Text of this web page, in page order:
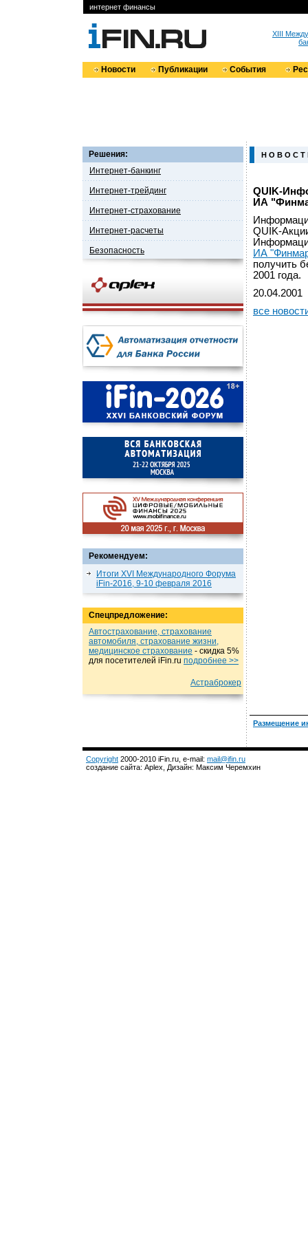
интернет финансы
XIII
Новости Публикации События
Решения:
Интернет-банкинг
Интернет-трейдинг
Интернет-страхование
Интернет-расчеты
Безопасность
Рекомендуем:
Итоги XVI Международного Форума
iFin-2016, 9-10 февраля 2016
Спецпредложение:
Автострахование, страхование
автомобиля, страхование жизни,
медицинское страхование - cкидка 5%
для посетителей iFin.ru подробнеe >>
Астраброкер
Н О В О С Т
QUIK-
ИА
QUIK-
ИА
получить
2001 года.
20.04.2001
все
Размещение
Copyright 2000-2010 iFin.ru, e-mail: mail@ifin.ru
создание сайта: Aplex, Дизайн: Максим Черемхин